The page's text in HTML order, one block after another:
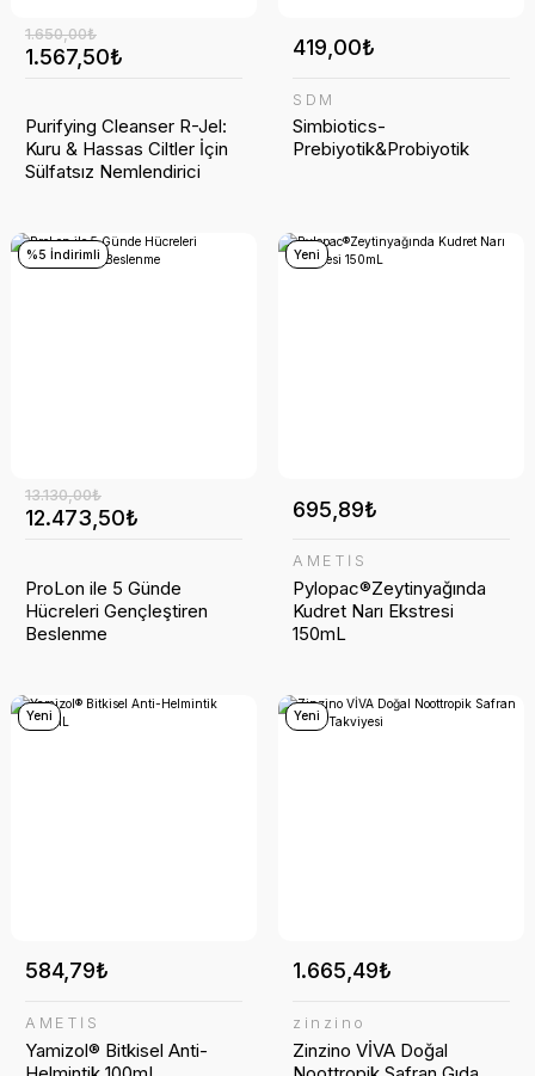
1.567,50₺
1.650,00₺
Purifying Cleanser R-Jel:
Kuru & Hassas Ciltler İçin
Sülfatsız Nemlendirici
419,00₺
SDM
Simbiotics-
Prebiyotik&Probiyotik
%5 İndirimli
12.473,50₺
13.130,00₺
ProLon ile 5 Günde
Hücreleri Gençleştiren
Beslenme
Yeni
695,89₺
AMETİS
Pylopac®Zeytinyağında
Kudret Narı Ekstresi
150mL
Yeni
584,79₺
AMETİS
Yamizol® Bitkisel Anti-
Yeni
1.665,49₺
zinzino
Zinzino VİVA Doğal